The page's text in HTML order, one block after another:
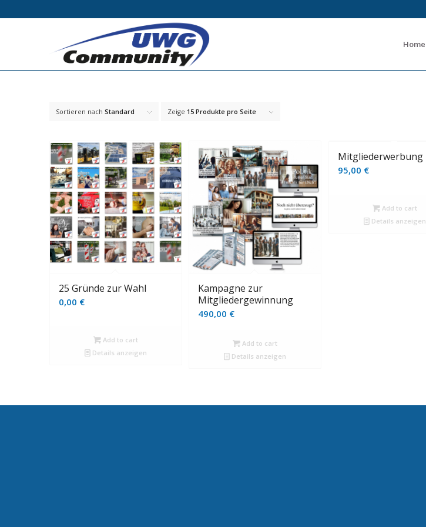
Home
Sortieren nach Standard Zeige 15 Produkte pro Seite
25 Gründe zur Wahl
0,00 €
Add to cart
Details anzeigen
Kampagne zur
Mitgliedergewinnung
490,00 €
Add to cart
Details anzeigen
Mitgliederwerbung
95,00 €
Add to cart
Details anzeigen